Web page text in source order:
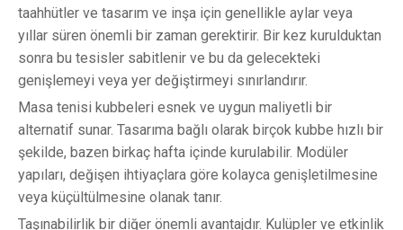
taahhütler ve tasarım ve inşa için genellikle aylar veya
yıllar süren önemli bir zaman gerektirir. Bir kez kurulduktan
sonra bu tesisler sabitlenir ve bu da gelecekteki
genişlemeyi veya yer değiştirmeyi sınırlandırır.
Masa tenisi kubbeleri esnek ve uygun maliyetli bir
alternatif sunar. Tasarıma bağlı olarak birçok kubbe hızlı bir
şekilde, bazen birkaç hafta içinde kurulabilir. Modüler
yapıları, değişen ihtiyaçlara göre kolayca genişletilmesine
veya küçültülmesine olanak tanır.
Taşınabilirlik bir diğer önemli avantajdır. Kulüpler ve etkinlik